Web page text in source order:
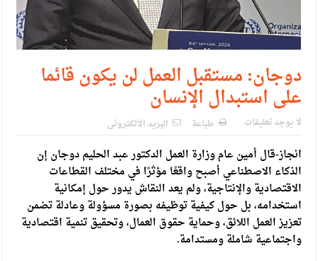
دوجان: مستقبل العمل لن يكون قائما
على استبدال الإنسان
لا يوجد تعليقات طباعة البريد الالكترونى
انجاز-قال أمين عام وزارة العمل الدكتور عبد الحليم دوجان إن
الذكاء الاصطناعي أصبح واقعًا مؤثرًا في مختلف القطاعات
الاقتصادية والإنتاجية، ولم يعد النقاش يدور حول إمكانية
استخدامه، بل حول كيفية توظيفه بصورة مسؤولة وعادلة تضمن
تعزيز العمل اللائق، وحماية حقوق العمال، وتحقيق تنمية اقتصادية
واجتماعية شاملة ومستدامة.